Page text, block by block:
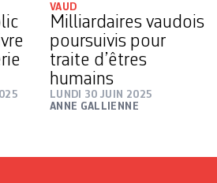
VAUD
Milliardaires vaudois
poursuivis pour
traite d’êtres
humains
LUNDI 30 JUIN 2025
ANNE GALLIENNE